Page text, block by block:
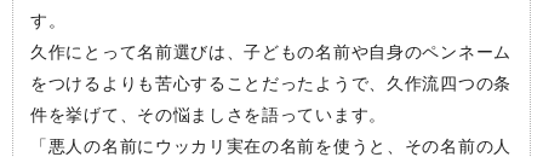
す。
久作にとって名前選びは、子どもの名前や自身のペンネーム
をつけるよりも苦心することだったようで、久作流四つの条
件を挙げて、その悩ましさを語っています。
「悪人の名前にウッカリ実在の名前を使うと、その名前の人